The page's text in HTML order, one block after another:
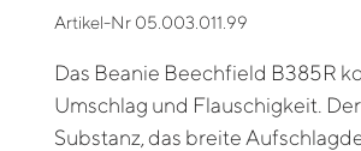
Artikel-Nr 05.003.011.99
Das Beanie Beechfield B385R
Umschlag und Flauschigkeit.
Substanz, das breite